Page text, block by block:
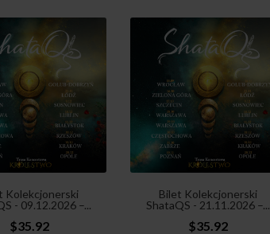
Kolekcjonerski
- 09.12.2026 –...
$35.92
Bilet Kolekcjonerski
ShataQS - 21.11.2026 –...
$35.92